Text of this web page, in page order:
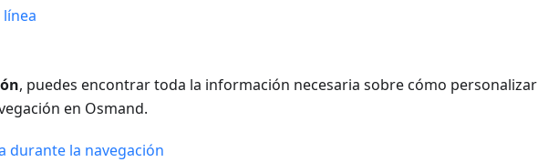
, puedes encontrar toda la información necesaria sobre cómo personalizar
en Osmand.
durante la navegación